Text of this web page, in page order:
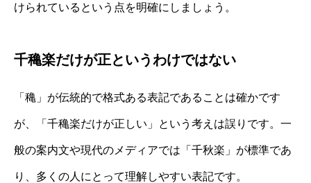
けられているという点を明確にしましょう。
千穐楽だけが正というわけではない
「穐」が伝統的で格式ある表記であることは確かです
が、「千穐楽だけが正しい」という考えは誤りです。一
般の案内文や現代のメディアでは「千秋楽」が標準であ
り、多くの人にとって理解しやすい表記です。